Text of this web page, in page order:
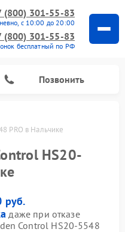
(800) 301-55-83
с 10:00 до 20:00
(800) 301-55-83
бесплатный по РФ
Позвонить
PRO в Нальчике
HS20-
руб.
даже при отказе
Control HS20-5548